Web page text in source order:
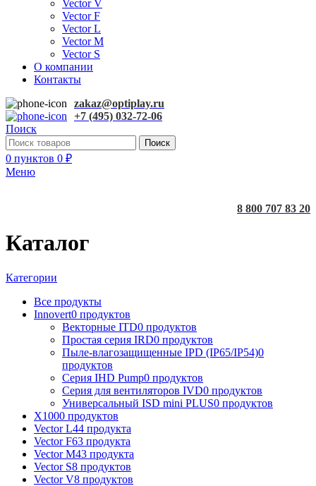
Vector V
Vector F
Vector L
Vector M
Vector S
О компании
Контакты
zakaz@optiplay.ru
+7 (495) 032-72-06
Поиск
Поиск
0 пунктов 0 ₽
Меню
8 800 707 83 20
Каталог
Категории
Все продукты
Innovert0 продуктов
Векторные ITD0 продуктов
Простая серия IRD0 продуктов
Пыле-влагозащищенные IPD (IP65/IP54)0
продуктов
Серия IHD Pump0 продуктов
Серия для вентиляторов IVD0 продуктов
Универсальный ISD mini PLUS0 продуктов
X1000 продуктов
Vector L44 продукта
Vector F63 продукта
Vector M43 продукта
Vector S8 продуктов
Vector V8 продуктов